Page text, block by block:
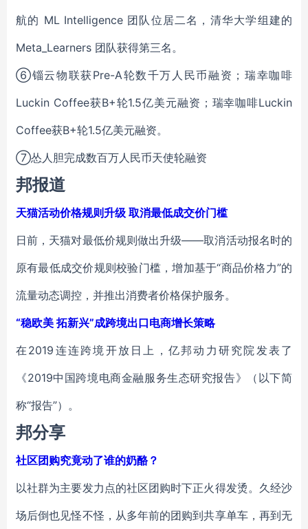
航的 ML Intelligence 团队位居二名，清华大学组建的
Meta_Learners 团队获得第三名。
⑥锱云物联获Pre-A轮数千万人民币融资；瑞幸咖啡
Luckin Coffee获B+轮1.5亿美元融资；瑞幸咖啡Luckin
Coffee获B+轮1.5亿美元融资。
⑦怂人胆完成数百万人民币天使轮融资
邦报道
天猫活动价格规则升级 取消最低成交价门槛
日前，天猫对最低价规则做出升级——取消活动报名时的
原有最低成交价规则校验门槛，增加基于“商品价格力”的
流量动态调控，并推出消费者价格保护服务。
“稳欧美 拓新兴”成跨境出口电商增长策略
在2019连连跨境开放日上，亿邦动力研究院发表了
《2019中国跨境电商金融服务生态研究报告》（以下简
称“报告”）。
邦分享
社区团购究竟动了谁的奶酪？
以社群为主要发力点的社区团购时下正火得发烫。久经沙
场后倒也见怪不怪，从多年前的团购到共享单车，再到无